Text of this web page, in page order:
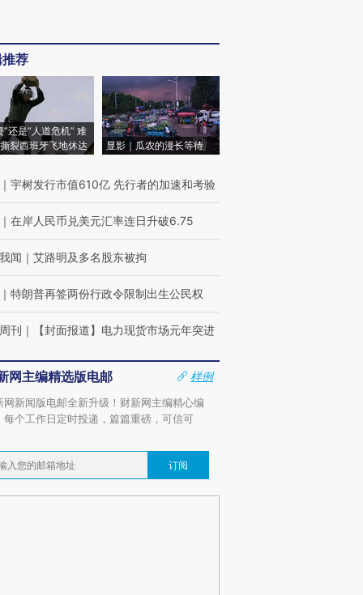
荐
”还是“人道危机” 难
裂西班牙飞地休达
显影｜瓜农的漫长等待
｜ 宇树发行市值610亿 先行者的加速和考验
｜ 在岸人民币兑美元汇率连日升破6.75
闻 ｜ 艾路明及多名股东被拘
｜ 特朗普再签两份行政令限制出生公民权
刊 ｜ 【封面报道】电力现货市场元年突进
网主编精选版电邮
样例
网新闻版电邮全新升级！财新网主编精心编
每个工作日定时投递，篇篇重磅，可信可
订阅